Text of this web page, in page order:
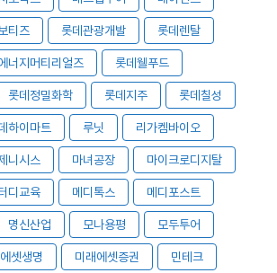
티즈 롯데관광개발 롯데렌탈
너지머티리얼즈 롯데웰푸드
롯데정밀화학 롯데지주 롯데칠성
하이마트 루닛 리가켐바이오
니시스 마녀공장 마이크로디지탈
디교육 메디톡스 메디포스트
명신산업 모나용평 모두투어
셋생명 미래에셋증권 민테크